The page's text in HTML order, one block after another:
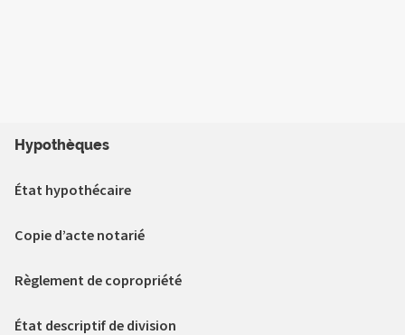
Hypothèques
État hypothécaire
Copie d’acte notarié
Règlement de copropriété
État descriptif de division